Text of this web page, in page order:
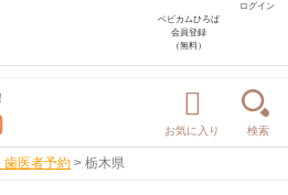
ログイン
ベビカムひろば
会員登録
（無料）
お気に入り 検索
歯医者予約 > 栃木県